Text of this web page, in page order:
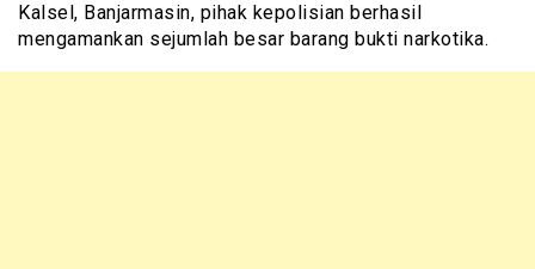
Kalsel, Banjarmasin, pihak kepolisian berhasil
mengamankan sejumlah besar barang bukti narkotika.